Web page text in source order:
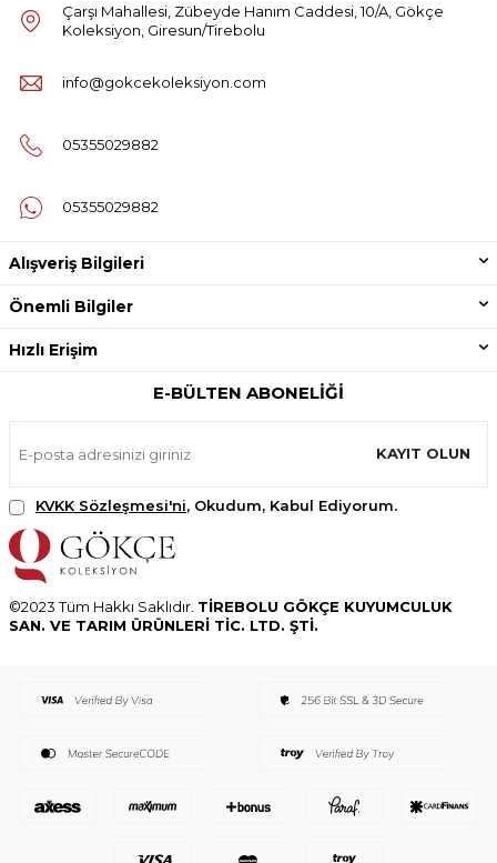
Çarşı Mahallesi, Zübeyde Hanım Caddesi, 10/A, Gökçe
Koleksiyon, Giresun/Tirebolu
info@gokcekoleksiyon.com
05355029882
05355029882
Alışveriş Bilgileri
Önemli Bilgiler
Hızlı Erişim
E-BÜLTEN ABONELIĞI
KAYIT OLUN
KVKK Sözleşmesi'ni, Okudum, Kabul Ediyorum.
©2023 Tüm Hakkı Saklıdır. TİREBOLU GÖKÇE KUYUMCULUK
SAN. VE TARIM ÜRÜNLERİ TİC. LTD. ŞTİ.